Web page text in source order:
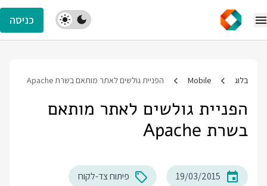
כניסה
בלוג Mobile הפניית גולשים לאתר מותאם בשרת Apache
הפניית גולשים לאתר מותאם
בשרת Apache
19/03/2015 פיתוח צד-לקוח